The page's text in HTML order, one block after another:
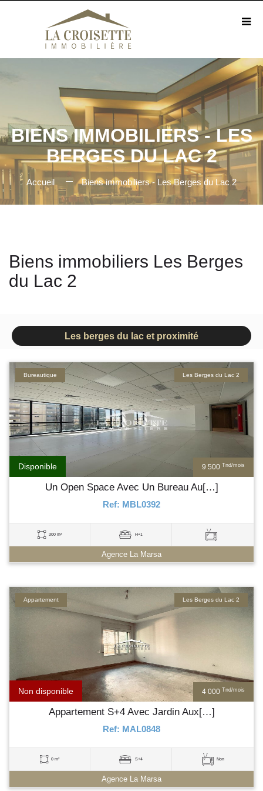
BIENS IMMOBILIERS - LES
BERGES DU LAC 2
Accueil Biens immobiliers - Les Berges du Lac 2
Biens immobiliers Les Berges
du Lac 2
Les berges du lac et proximité
9 500 Tnd/mois
Disponible
Les Berges du Lac 2
Bureautique
Un Open Space Avec Un Bureau Au[…]
Ref: MBL0392
300 m² H+1
Agence La Marsa
4 000 Tnd/mois
Non disponible
Les Berges du Lac 2
Appartement
Appartement S+4 Avec Jardin Aux[…]
Ref: MAL0848
0 m² S+4 Non
Agence La Marsa